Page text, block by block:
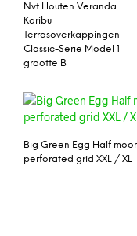
Nvt Houten Veranda
Karibu
Terrasoverkappingen
Classic-Serie Model 1
grootte B
Big Green Egg Half
perforated grid XXL / XL